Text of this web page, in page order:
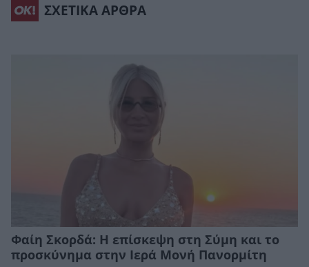
ΣΧΕΤΙΚΑ ΑΡΘΡΑ
Φαίη Σκορδά: Η επίσκεψη στη Σύμη και το
προσκύνημα στην Ιερά Μονή Πανορμίτη